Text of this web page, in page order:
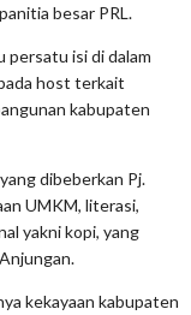
besar PRL.
persatu isi di dalam
host terkait
kabupaten
dibeberkan Pj.
UMKM, literasi,
yakni kopi, yang
kekayaan kabupaten